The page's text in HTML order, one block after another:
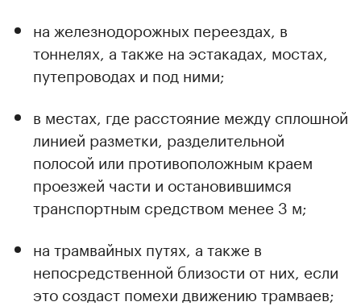
на железнодорожных переездах, в
тоннелях, а также на эстакадах, мостах,
путепроводах и под ними;
в местах, где расстояние между сплошной
линией разметки, разделительной
полосой или противоположным краем
проезжей части и остановившимся
транспортным средством менее 3 м;
на трамвайных путях, а также в
непосредственной близости от них, если
это создаст помехи движению трамваев;